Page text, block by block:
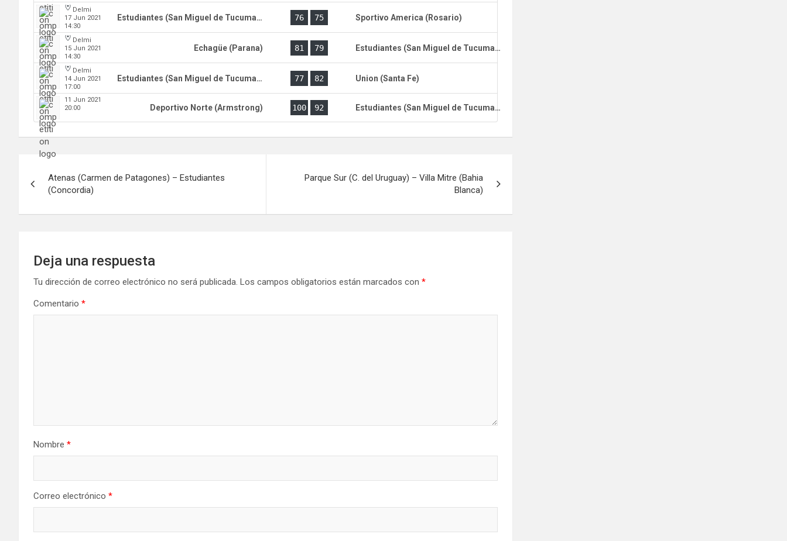
Delmi
17 Jun 2021
14:30
Estudiantes (San Miguel de Tucuman) 76 75 Sportivo America (Rosario)
Delmi
15 Jun 2021
14:30
Echagüe (Parana) 81 79 Estudiantes (San Miguel de Tucuman)
Delmi
14 Jun 2021
17:00
Estudiantes (San Miguel de Tucuman) 77 82 Union (Santa Fe)
11 Jun 2021
20:00
Deportivo Norte (Armstrong) 100 92 Estudiantes (San Miguel de Tucuman)
Navegación
de
entradas
Atenas (Carmen de Patagones) – Estudiantes
(Concordia)
Parque Sur (C. del Uruguay) – Villa Mitre (Bahia
Blanca)
Deja una respuesta
Tu dirección de correo electrónico no será publicada. Los campos obligatorios están marcados con *
Comentario *
Nombre *
Correo electrónico *